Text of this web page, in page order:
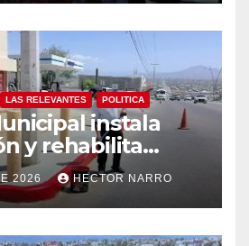
LAS RELEVANTES POLITICA
instala
y rehabilita
en Los
2026 HECTOR NARRO